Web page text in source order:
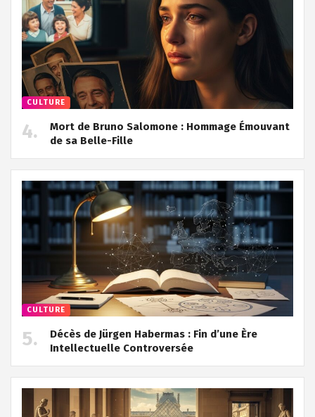
CULTURE
Mort de Bruno Salomone : Hommage Émouvant
de sa Belle-Fille
CULTURE
Décès de Jürgen Habermas : Fin d’une Ère
Intellectuelle Controversée